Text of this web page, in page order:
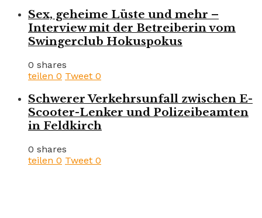
Sex, geheime Lüste und mehr –
Interview mit der Betreiberin vom
Swingerclub Hokuspokus
0 shares
teilen 0 Tweet 0
Schwerer Verkehrsunfall zwischen E-
Scooter-Lenker und Polizeibeamten
in Feldkirch
0 shares
teilen 0 Tweet 0